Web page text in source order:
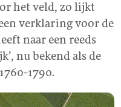
het veld, zo lijkt
verklaring voor de
naar een reeds
nu bekend als de
1790.